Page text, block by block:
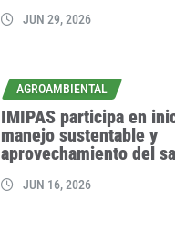
JUN 29, 2026
AGROAMBIENTAL
IMIPAS participa en
manejo sustentable y
aprovechamiento del
JUN 16, 2026